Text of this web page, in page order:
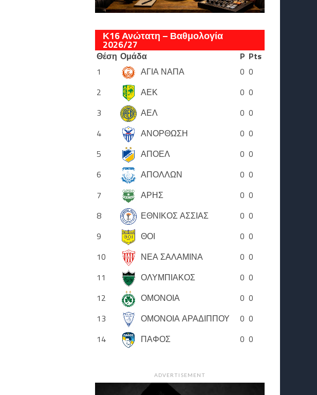
Κ16 Ανώτατη – Βαθμολογία
2026/27
Θέση Ομάδα P Pts
1
ΑΓΙΑ ΝΑΠΑ 0 0
2
ΑΕΚ 0 0
3
ΑΕΛ 0 0
4
ΑΝΟΡΘΩΣΗ 0 0
5
ΑΠΟΕΛ 0 0
6
ΑΠΟΛΛΩΝ 0 0
7
ΑΡΗΣ 0 0
8
ΕΘΝΙΚΟΣ ΑΣΣΙΑΣ 0 0
9
ΘΟΙ 0 0
10
ΝΕΑ ΣΑΛΑΜΙΝΑ 0 0
11
ΟΛΥΜΠΙΑΚΟΣ 0 0
12
ΟΜΟΝΟΙΑ 0 0
13
ΟΜΟΝΟΙΑ ΑΡΑΔΙΠΠΟΥ 0 0
14
ΠΑΦΟΣ 0 0
ADVERTISEMENT